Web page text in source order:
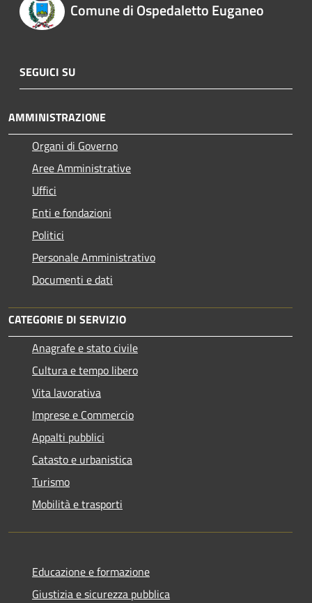
Comune di Ospedaletto Euganeo
SEGUICI SU
AMMINISTRAZIONE
Organi di Governo
Aree Amministrative
Uffici
Enti e fondazioni
Politici
Personale Amministrativo
Documenti e dati
CATEGORIE DI SERVIZIO
Anagrafe e stato civile
Cultura e tempo libero
Vita lavorativa
Imprese e Commercio
Appalti pubblici
Catasto e urbanistica
Turismo
Mobilità e trasporti
Educazione e formazione
Giustizia e sicurezza pubblica